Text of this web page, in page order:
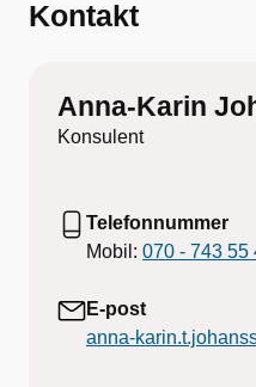
Kontakt
Anna-Karin
Konsulent
Telefonnummer
Mobil: 070 - 743 55
E-post
anna-